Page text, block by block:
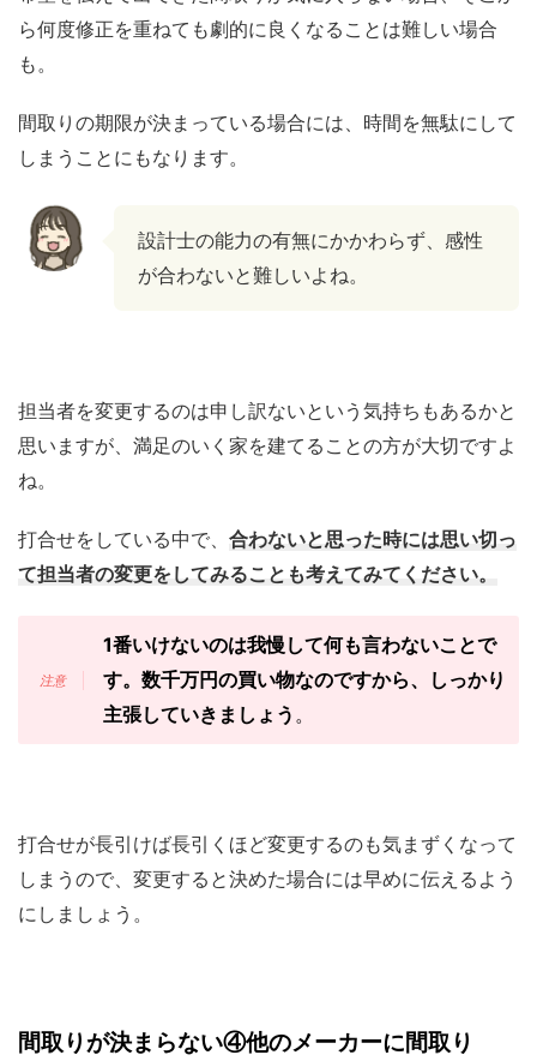
ら何度修正を重ねても劇的に良くなることは難しい場合
も。
間取りの期限が決まっている場合には、時間を無駄にして
しまうことにもなります。
設計士の能力の有無にかかわらず、感性
が合わないと難しいよね。
担当者を変更するのは申し訳ないという気持ちもあるかと
思いますが、満足のいく家を建てることの方が大切ですよ
ね。
打合せをしている中で、 合わないと思った時には思い切っ
て担当者の変更をしてみることも考えてみてください。
1番いけないのは我慢して何も言わないことで
す。数千万円の買い物なのですから、しっかり
主張していきましょう 。
打合せが長引けば長引くほど変更するのも気まずくなって
しまうので、変更すると決めた場合には早めに伝えるよう
にしましょう。
間取りが決まらない④他のメーカーに間取り